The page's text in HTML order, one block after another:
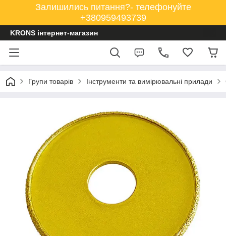
Залишились питання?- телефонуйте
+380959493739
KRONS інтернет-магазин
Групи товарів Інструменти та вимірювальні прилади